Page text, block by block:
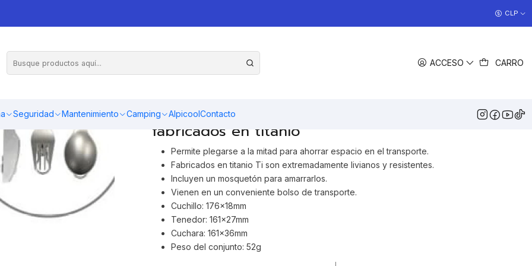
ACCESO CARRO
Seguridad Mantenimiento Camping AlpicoolContacto
CLP
para camping
AGREGAR AL CARRO COMPRAR AHORA
Juego de cuchillo, tenedor y cuchara plegables
fabricados en titanio
Permite plegarse a la mitad para ahorrar espacio en el transporte.
Fabricados en titanio Ti son extremadamente livianos y resistentes.
Incluyen un mosquetón para amarrarlos.
Vienen en un conveniente bolso de transporte.
Cuchillo: 176x18mm
Tenedor: 161x27mm
Cuchara: 161x36mm
Peso del conjunto: 52g